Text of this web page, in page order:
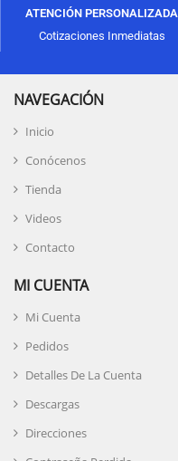
ATENCIÓN PERSONALIZADA
Cotizaciones Inmediatas
NAVEGACIÓN
Inicio
Conócenos
Tienda
Videos
Contacto
MI CUENTA
Mi Cuenta
Pedidos
Detalles De La Cuenta
Descargas
Direcciones